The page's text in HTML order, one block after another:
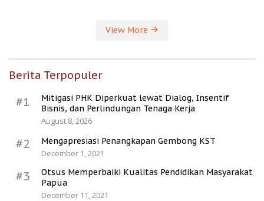
View More
Berita Terpopuler
#1
Mitigasi PHK Diperkuat lewat Dialog, Insentif
Bisnis, dan Perlindungan Tenaga Kerja
August 8, 2026
#2
Mengapresiasi Penangkapan Gembong KST
December 1, 2021
#3
Otsus Memperbaiki Kualitas Pendidikan Masyarakat
Papua
December 11, 2021